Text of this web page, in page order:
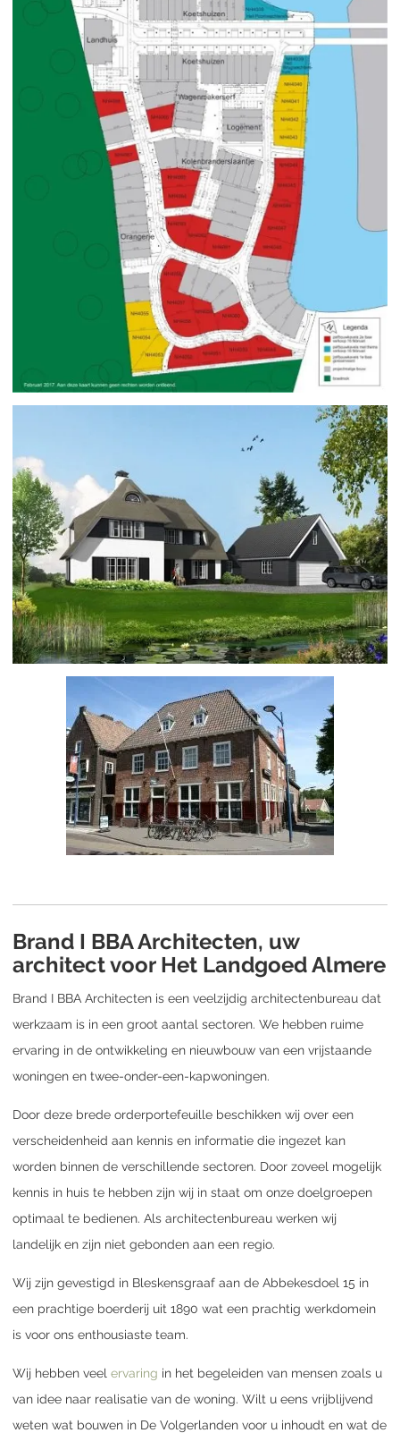
Brand I BBA Architecten, uw
architect voor Het Landgoed Almere
Brand I BBA Architecten is een veelzijdig architectenbureau dat
werkzaam is in een groot aantal sectoren. We hebben ruime
ervaring in de ontwikkeling en nieuwbouw van een vrijstaande
woningen en twee-onder-een-kapwoningen.
Door deze brede orderportefeuille beschikken wij over een
verscheidenheid aan kennis en informatie die ingezet kan
worden binnen de verschillende sectoren. Door zoveel mogelijk
kennis in huis te hebben zijn wij in staat om onze doelgroepen
optimaal te bedienen. Als architectenbureau werken wij
landelijk en zijn niet gebonden aan een regio.
Wij zijn gevestigd in Bleskensgraaf aan de Abbekesdoel 15 in
een prachtige boerderij uit 1890 wat een prachtig werkdomein
is voor ons enthousiaste team.
Wij hebben veel ervaring in het begeleiden van mensen zoals u
van idee naar realisatie van de woning. Wilt u eens vrijblijvend
weten wat bouwen in De Volgerlanden voor u inhoudt en wat de